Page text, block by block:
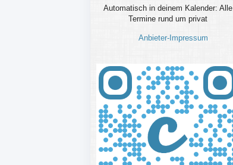
Automatisch in deinem Kalender: Alle
Termine rund um privat
Anbieter-Impressum